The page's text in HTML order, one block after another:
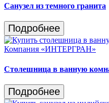
Санузел из темного гранита
Подробнее
Столешница в ванную
Подробнее